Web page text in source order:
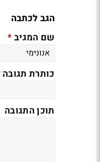
הגב לכתבה
שם המגיב*
כותרת תגובה
תוכן התגובה